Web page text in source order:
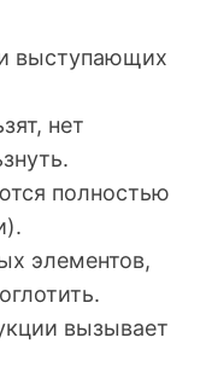
выступающих
нет
полностью
элементов,
вызывает